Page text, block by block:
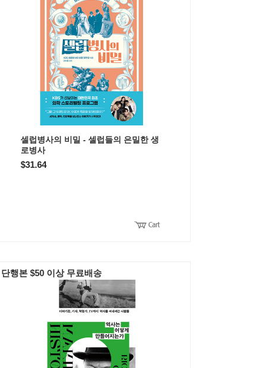
셀럽병사의 비밀 - 셀럽들의 은밀한 생
로병사
$31.64
단행본 $50 이상 무료배송